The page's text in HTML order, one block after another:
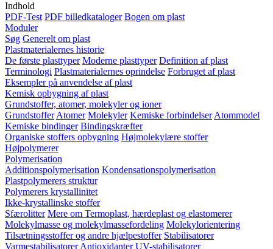
Indhold
PDF-Test PDF billedkataloger Bogen om plast
Moduler
Søg Generelt om plast
Plastmaterialernes historie
De første plasttyper Moderne plasttyper Definition af plast
Terminologi Plastmaterialernes oprindelse Forbruget af plast
Eksempler på anvendelse af plast
Kemisk opbygning af plast
Grundstoffer, atomer, molekyler og ioner
Grundstoffer Atomer Molekyler Kemiske forbindelser Atommodel
Kemiske bindinger Bindingskræfter
Organiske stoffers opbygning Højmolekylære stoffer
Højpolymerer
Polymerisation
Additionspolymerisation Kondensationspolymerisation
Plastpolymerers struktur
Polymerers krystallinitet
Ikke-krystallinske stoffer
Sfærolitter Mere om Termoplast, hærdeplast og elastomerer
Molekylmasse og molekylmassefordeling Molekylorientering
Tilsætningsstoffer og andre hjælpestoffer Stabilisatorer
Varmestabilisatorer Antioxidanter UV-stabilisatorer